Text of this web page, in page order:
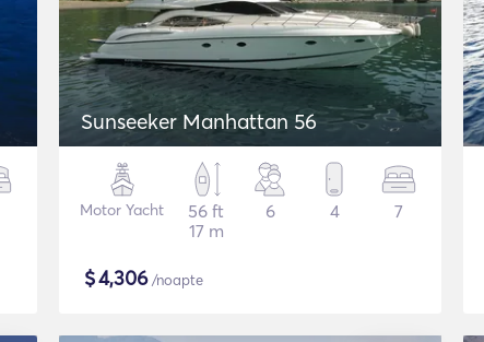
Sunseeker Manhattan 56
Motor Yacht
56 ft
17 m
6 4 7
$4,306/noapte